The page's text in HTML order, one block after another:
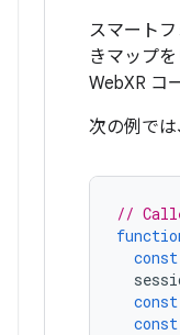
スマート
きマップ
WebXR コ
次の例では
//
const
const
const